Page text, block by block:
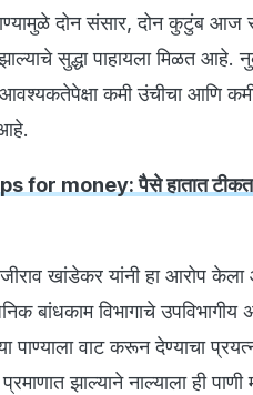
दोन संसार, दोन कुटुंब
सुद्धा पाहायला मिळत आहे.
कमी उंचीचा आणि कमी
for money: पैसे हातात टीकत
खांडेकर यांनी हा आरोप
बांधकाम विभागाचे
पाण्याला वाट करून देण्याचा
झाल्याने नाल्याला ही